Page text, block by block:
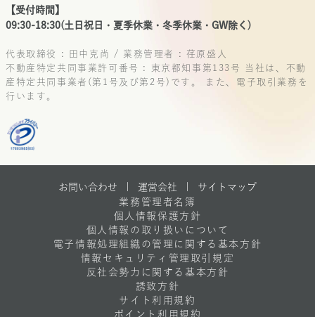
【受付時間】
09:30-18:30(土日祝日・夏季休業・冬季休業・GW除く)
代表取締役 : 田中克尚 / 業務管理者 : 荏原盛人
不動産特定共同事業許可番号 : 東京都知事第133号
当社は、不動
産特定共同事業者(第1号及び第2号)です。
また、電子取引業務を
行います。
お問い合わせ | 運営会社
サイトマップ
業務管理者名簿
個人情報保護方針
個人情報の取り扱いについて
電子情報処理組織の管理に関する基本方針
情報セキュリティ管理取引規定
反社会勢力に関する基本方針
誘致方針
サイト利用規約
ポイント利用規約